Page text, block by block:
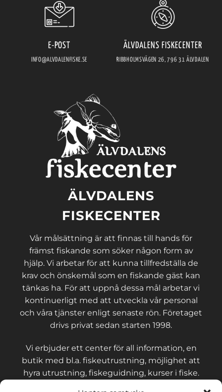
E-POST
INFO@ALVDALENFISKE.SE
ÄLVDALENS FISKECENTER
RIBBHOLMSVÄGEN 26, 796 31 ÄLVDALEN
ÄLVDALENS
FISKECENTER
Vår målsättning är att finnas till hands för
främst fiskande som söker någon form av
hjälp. Vi arbetar för att kunna tillfredställa de
krav och önskemål som en fiskande gäst kan
tänkas ha. För att uppnå dessa mål arbetar vi
kontinuerligt med att utveckla vår personal
och våra tjänster enligt senaste rön. Företaget
drivs privat sedan starten 1998.
Vi erbjuder ett center för all information, en
butik med bl.a. fiskeutrustning, möjlighet att
hyra utrustning, fiskeguidning, kurser i fiske.